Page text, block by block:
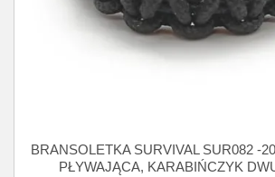
BRANSOLETKA SURVIVAL SUR082 -
PŁYWAJĄCA, KARABIŃCZYK